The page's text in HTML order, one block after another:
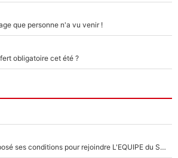
que personne n'a vu venir !
obligatoire cet été ?
Raymond Domenech a posé ses conditions pour rejoindre L'EQUIPE du Soir : Il refuse de faire l'émission avec un autre chroniqueur !